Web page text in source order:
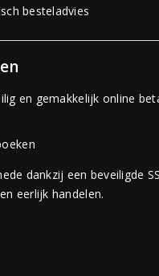
besteladvies
en gemakkelijk online
dankzij een beveiligde
eerlijk handelen.